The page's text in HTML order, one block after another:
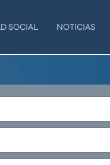
SOCIAL NOTICIAS